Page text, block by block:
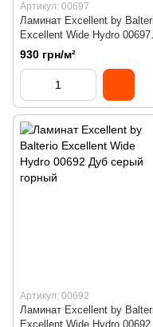
Артикул: 00697
Ламинат Excellent by
Excellent Wide Hydro 00697
Дуб натуральный белый
930 грн/м²
Артикул: 00692
Ламинат Excellent by
Excellent Wide Hydro 00692